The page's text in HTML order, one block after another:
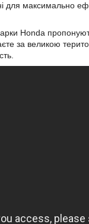
для максимально
Honda
за великою